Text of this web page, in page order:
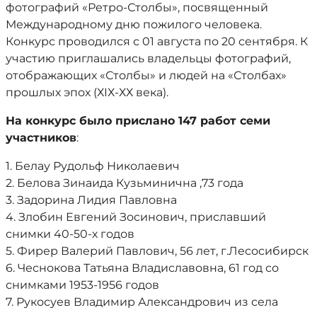
фотографий «Ретро-Столбы», посвященный
Международному дню пожилого человека.
Конкурс проводился с 01 августа по 20 сентября. К
участию приглашались владельцы фотографий,
отображающих «Столбы» и людей на «Столбах»
прошлых эпох (ХIХ-ХХ века).
На конкурс было прислано 147 работ семи
участников:
1. Белау Рудольф Николаевич
2. Белова Зинаида Кузьминична ,73 года
3. Задорина Лидия Павловна
4. Злобин Евгений Зосинович, приславший
снимки 40-50-х годов
5. Фирер Валерий Павлович, 56 лет, г.Лесосибирск
6. Чеснокова Татьяна Владиславовна, 61 год со
снимками 1953-1956 годов
7. Рукосуев Владимир Александрович из села